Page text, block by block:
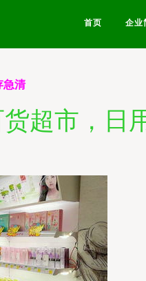
首页 企业
急清
超市，日